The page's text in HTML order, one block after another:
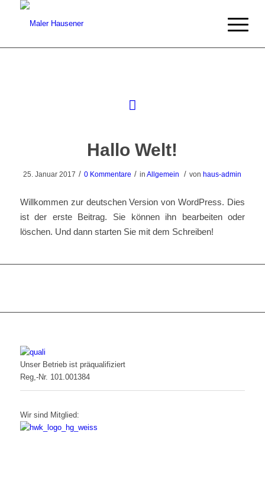
Hallo Welt!
25. Januar 2017 / 0 Kommentare / inAllgemein / von haus-admin
Willkommen zur deutschen Version von WordPress. Dies
ist der erste Beitrag. Sie können ihn bearbeiten oder
löschen. Und dann starten Sie mit dem Schreiben!
Unser Betrieb ist präqualifiziert
Reg,-Nr. 101.001384
Wir sind Mitglied: